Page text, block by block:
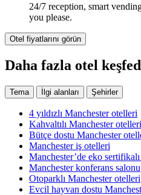
24/7 reception, smart
you please.
Otel fiyatlarını görün
Daha fazla otel
Tema İlgi alanları Şehirler
4 yıldızlı Manchester otelleri
Kahvaltılı Manchester otelleri
Bütçe dostu Manchester
Manchester iş otelleri
Manchester’de eko
Manchester konferans salonu
Otoparklı Manchester otelleri
Evcil hayvan dostu